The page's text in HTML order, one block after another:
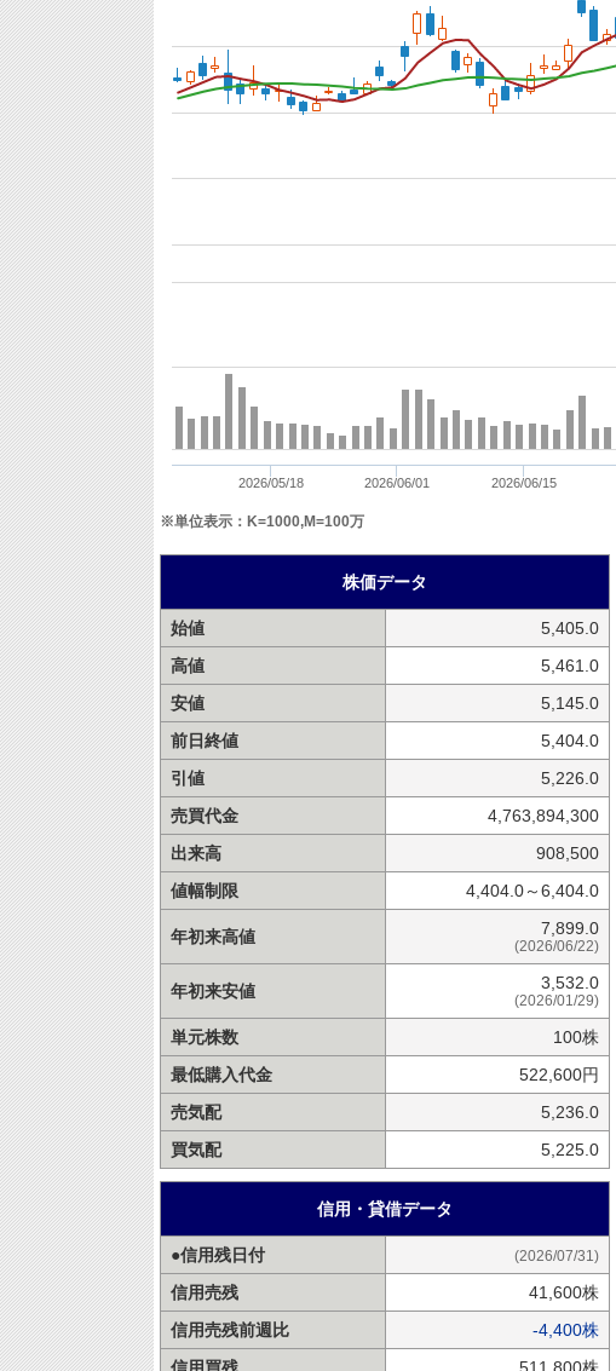
2026/05/18 2026/06/01 2026/06/15
※単位表示：K=1000,M=100万
株価データ
始値
5,405.0
高値
5,461.0
安値
5,145.0
前日終値
5,404.0
引値
5,226.0
売買代金
4,763,894,300
出来高
908,500
値幅制限
4,404.0～6,404.0
年初来高値 7,899.0
(2026/06/22)
年初来安値 3,532.0
(2026/01/29)
単元株数
100株
最低購入代金
522,600円
売気配
5,236.0
買気配
5,225.0
信用・貸借データ
●信用残日付 (2026/07/31)
信用売残
41,600株
信用売残前週比
-4,400株
信用買残
511,800株